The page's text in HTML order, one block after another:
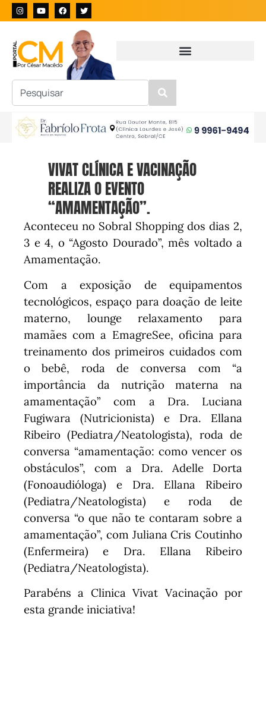
VIVAT CLÍNICA E VACINAÇÃO
REALIZA O EVENTO
“AMAMENTAÇÃO”.
Aconteceu no Sobral Shopping dos dias 2,
3 e 4, o “Agosto Dourado”, mês voltado a
Amamentação.
Com a exposição de equipamentos
tecnológicos, espaço para doação de leite
materno, lounge relaxamento para
mamães com a EmagreSee, oficina para
treinamento dos primeiros cuidados com
o bebê, roda de conversa com “a
importância da nutrição materna na
amamentação” com a Dra. Luciana
Fugiwara (Nutricionista) e Dra. Ellana
Ribeiro (Pediatra/Neatologista), roda de
conversa “amamentação: como vencer os
obstáculos”, com a Dra. Adelle Dorta
(Fonoaudióloga) e Dra. Ellana Ribeiro
(Pediatra/Neatologista) e roda de
conversa “o que não te contaram sobre a
amamentação”, com Juliana Cris Coutinho
(Enfermeira) e Dra. Ellana Ribeiro
(Pediatra/Neatologista).
Parabéns a Clinica Vivat Vacinação por
esta grande iniciativa!